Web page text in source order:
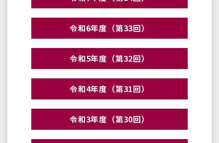
令和6年度（第33回）
令和5年度（第32回）
令和4年度（第31回）
令和3年度（第30回）